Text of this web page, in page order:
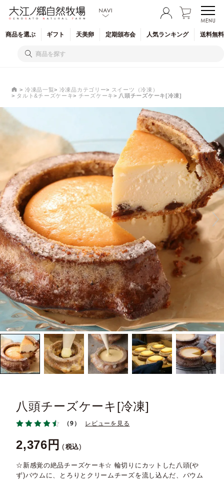
商品を選ぶ ギフト 天美卵 定期頒布会 人気ランキング 送料無
冷凍品一覧 冷凍品カテゴリー
スイーツ（冷凍）
タルト&チーズケーキ
チーズケーキ 八頭チーズケーキ[冷凍]
八頭チーズケーキ[冷凍]
（9） レビューを見る
2,376 税込
☆新感覚の絶品チーズケーキ☆ 輪切りにカットした八頭(や
ず)バウムに、とろりとクリームチーズを流し込んだ、バウム